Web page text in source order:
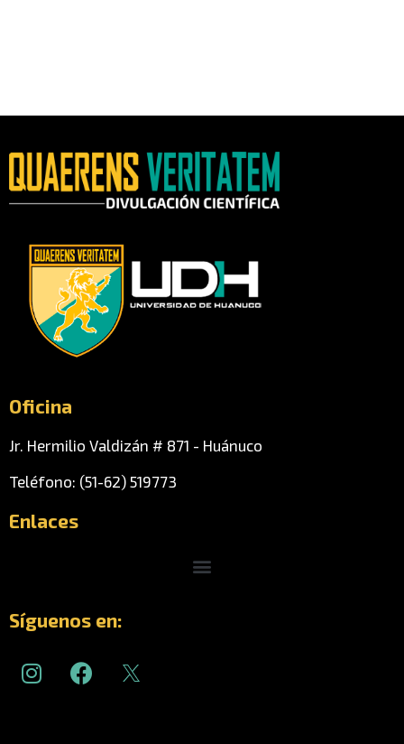
Oficina
Jr. Hermilio Valdizán # 871 - Huánuco
Teléfono: (51-62) 519773
Enlaces
Menu
Síguenos en:
I
n
F
a